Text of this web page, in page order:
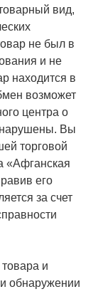
вид,
не был в
и не
находится в
возможет
центра о
нарушены. Вы
торговой
«Афганская
его
за счет
и
обнаружении